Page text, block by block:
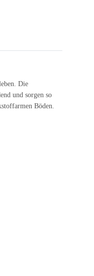
Die
und sorgen so
Böden.